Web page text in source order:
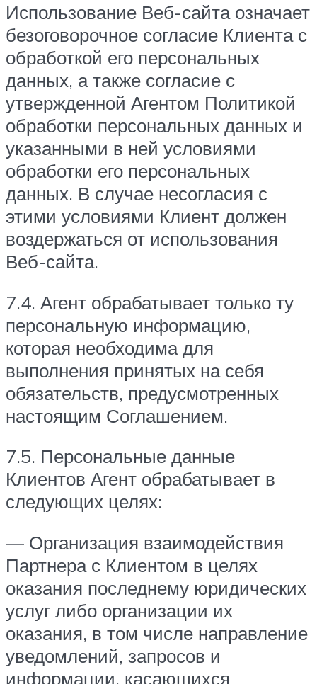
Использование Веб-сайта означает
безоговорочное согласие Клиента с
обработкой его персональных
данных, а также согласие с
утвержденной Агентом Политикой
обработки персональных данных и
указанными в ней условиями
обработки его персональных
данных. В случае несогласия с
этими условиями Клиент должен
воздержаться от использования
Веб-сайта.
7.4. Агент обрабатывает только ту
персональную информацию,
которая необходима для
выполнения принятых на себя
обязательств, предусмотренных
настоящим Соглашением.
7.5. Персональные данные
Клиентов Агент обрабатывает в
следующих целях:
— Организация взаимодействия
Партнера с Клиентом в целях
оказания последнему юридических
услуг либо организации их
оказания, в том числе направление
уведомлений, запросов и
информации, касающихся